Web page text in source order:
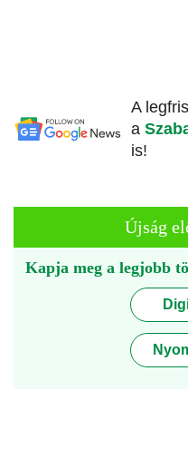
A
a
is!
Újság
Kapja meg a legjobb